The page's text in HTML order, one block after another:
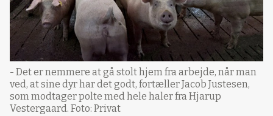
- Det er nemmere at gå stolt hjem fra arbejde, når man
ved, at sine dyr har det godt, fortæller Jacob Justesen,
som modtager polte med hele haler fra Hjarup
Vestergaard. Foto: Privat